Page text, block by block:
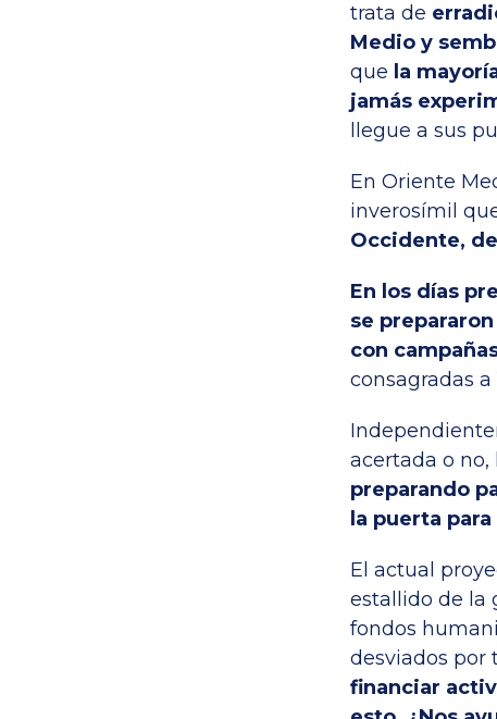
trata de
Medio y
que la
jamás
llegue a sus
En Oriente
inverosímil
Occidente,
En los días
se prepararon
con
consagradas
acertada o no,
preparando
la puerta
El actual
estallido de la
fondos
desviados por
financiar